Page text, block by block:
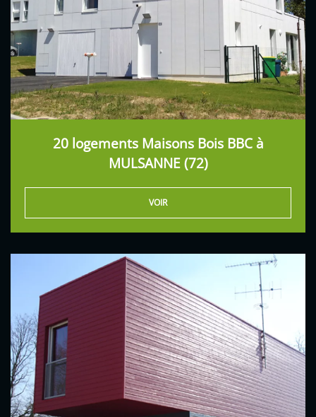
20 logements Maisons Bois BBC à
MULSANNE (72)
VOIR